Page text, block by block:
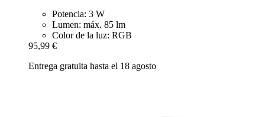
Potencia: 3 W
Lumen: máx. 85 lm
Color de la luz: RGB
95,99 €
Entrega gratuita hasta el 18 agosto